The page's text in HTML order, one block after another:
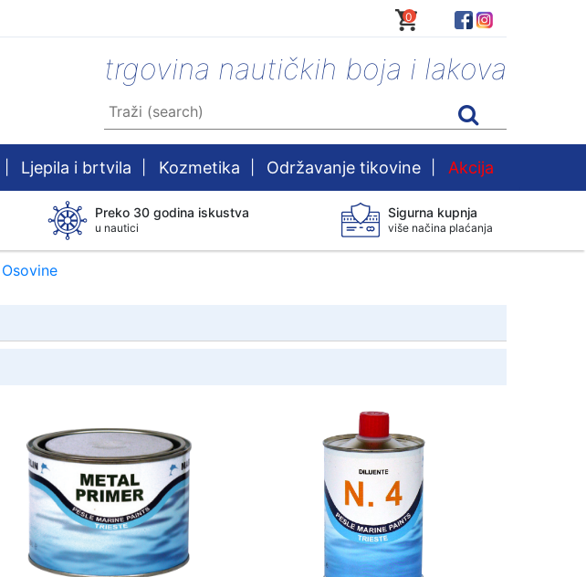
0
trgovina nautičkih boja i lakova
Ljepila i brtvila Kozmetika Održavanje tikovine Akcija
Preko 30 godina iskustva
u nautici
Sigurna kupnja
više načina plaćanja